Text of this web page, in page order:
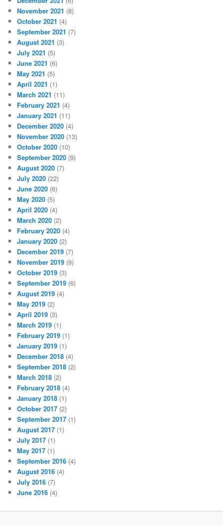
November 2021 (8)
October 2021 (4)
September 2021 (7)
August 2021 (3)
July 2021 (5)
June 2021 (6)
May 2021 (5)
April 2021 (1)
March 2021 (11)
February 2021 (4)
January 2021 (11)
December 2020 (4)
November 2020 (13)
October 2020 (10)
September 2020 (9)
August 2020 (7)
July 2020 (22)
June 2020 (6)
May 2020 (5)
April 2020 (4)
March 2020 (2)
February 2020 (4)
January 2020 (2)
December 2019 (7)
November 2019 (9)
October 2019 (3)
September 2019 (6)
August 2019 (4)
May 2019 (2)
April 2019 (3)
March 2019 (1)
February 2019 (1)
January 2019 (1)
December 2018 (4)
September 2018 (2)
March 2018 (2)
February 2018 (4)
January 2018 (1)
October 2017 (2)
September 2017 (1)
August 2017 (1)
July 2017 (1)
May 2017 (1)
September 2016 (4)
August 2016 (4)
July 2016 (7)
June 2016 (4)